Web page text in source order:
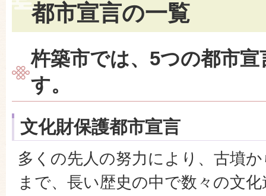
都市宣言の一覧
杵築市では、5つの都市
す。
文化財保護都市宣言
多くの先人の努力により、古墳
まで、長い歴史の中で数々の文